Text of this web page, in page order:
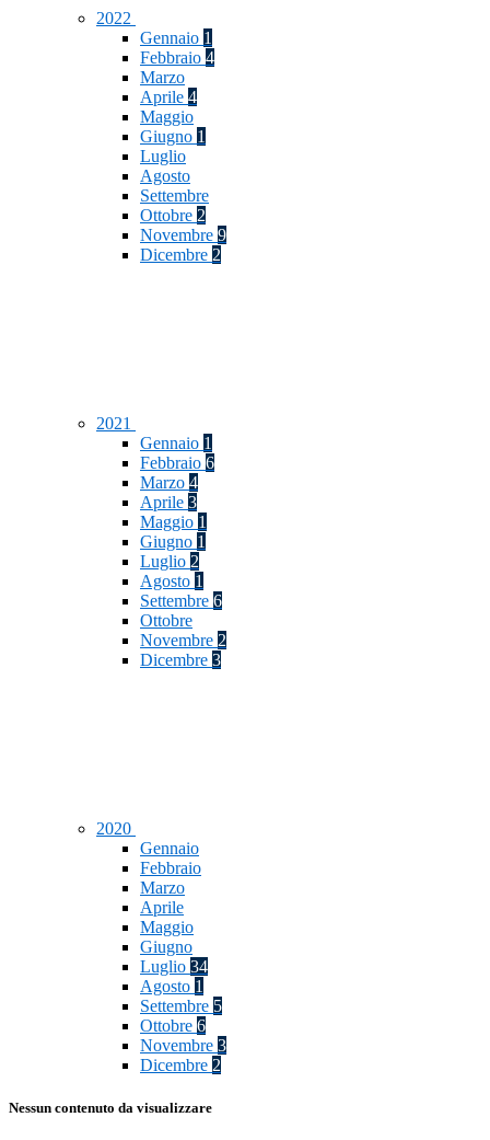
2022
Gennaio 1
Febbraio 4
Marzo
Aprile 4
Maggio
Giugno 1
Luglio
Agosto
Settembre
Ottobre 2
Novembre 9
Dicembre 2
2021
Gennaio 1
Febbraio 6
Marzo 4
Aprile 3
Maggio 1
Giugno 1
Luglio 2
Agosto 1
Settembre 6
Ottobre
Novembre 2
Dicembre 3
2020
Gennaio
Febbraio
Marzo
Aprile
Maggio
Giugno
Luglio 34
Agosto 1
Settembre 5
Ottobre 6
Novembre 3
Dicembre 2
Nessun contenuto da visualizzare